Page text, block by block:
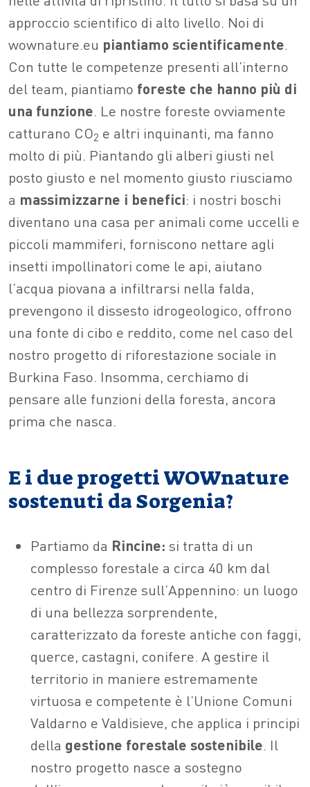
approccio scientifico di alto livello. Noi di
wownature.eu piantiamo scientificamente.
Con tutte le competenze presenti all’interno
del team, piantiamo foreste che hanno più di
una funzione. Le nostre foreste ovviamente
catturano CO2 e altri inquinanti, ma fanno
molto di più. Piantando gli alberi giusti nel
posto giusto e nel momento giusto riusciamo
a massimizzarne i benefici: i nostri boschi
diventano una casa per animali come uccelli e
piccoli mammiferi, forniscono nettare agli
insetti impollinatori come le api, aiutano
l’acqua piovana a infiltrarsi nella falda,
prevengono il dissesto idrogeologico, offrono
una fonte di cibo e reddito, come nel caso del
nostro progetto di riforestazione sociale in
Burkina Faso. Insomma, cerchiamo di
pensare alle funzioni della foresta, ancora
prima che nasca.
E i due progetti WOWnature
sostenuti da Sorgenia?
Partiamo da Rincine: si tratta di un
complesso forestale a circa 40 km dal
centro di Firenze sull’Appennino: un luogo
di una bellezza sorprendente,
caratterizzato da foreste antiche con faggi,
querce, castagni, conifere. A gestire il
territorio in maniere estremamente
virtuosa e competente è l’Unione Comuni
Valdarno e Valdisieve, che applica i principi
della gestione forestale sostenibile. Il
nostro progetto nasce a sostegno